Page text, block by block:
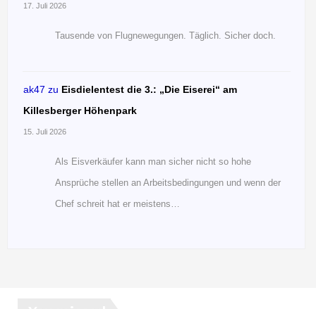
17. Juli 2026
Tausende von Flugnewegungen. Täglich. Sicher doch.
ak47 zu Eisdielentest die 3.: „Die Eiserei“ am
Killesberger Höhenpark
15. Juli 2026
Als Eisverkäufer kann man sicher nicht so hohe
Ansprüche stellen an Arbeitsbedingungen und wenn der
Chef schreit hat er meistens…